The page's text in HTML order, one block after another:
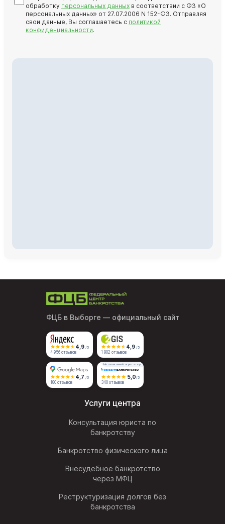
обработку персональных данных в соответствии с ФЗ «О
персональных данных» от 27.07.2006 N 152-ФЗ. Отправляя
свои данные, Вы соглашаетесь с политикой
конфиденциальности.
ФЦБ в Выборге — официальный сайт
4,9 /5
4 956 отзывов
4,9 /5
1 902 отзывов
4,7 /5
180 отзывов
Независимый агрегатор
5,0/5
340 отзывов
Услуги центра
Консультация юриста по
банкротству
Банкротство физического лица
Внесудебное банкротство
через МФЦ
Реструктуризация долгов без
банкротства